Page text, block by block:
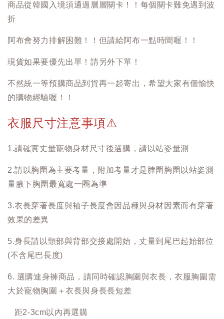
商品從韓國入境須通過層層關卡！！每個關卡難免遇到波
折
阿布會努力排解困難！！但請給阿布一點時間喔！！
現貨如果要優先出單！請另外下單！
不然統一等預購商品到貨再一起寄出，希望大家有個愉快
的購物經驗喔！！
衣服尺寸注意事項⚠️
1.請確實丈量寵物身材尺寸後選購，請以站姿量測
2.請以胸圍為主要考量，附加考量才是脖圍胸圍以站姿測
量腋下胸圍最寬處一圈為準
3.衣長穿著長度與袖子長度會因品種與身材因素而有穿著
效果的差異
5.身長請以頸部與背部交接處開始，丈量到尾巴起始部位
(不含尾巴長度)
6. 選購連身褲商品，請同時確認胸圍與衣長，衣服胸圍需
大於寵物胸圍＋衣長與身長長短差
距2-3cm以內再選購